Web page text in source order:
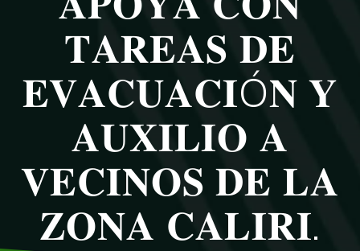
𝐓𝐀𝐑𝐄𝐀𝐒 𝐃𝐄
𝐄𝐕𝐀𝐂𝐔𝐀𝐂𝐈Ó𝐍 𝐘
𝐀𝐔𝐗𝐈𝐋𝐈𝐎 𝐀
𝐕𝐄𝐂𝐈𝐍𝐎𝐒 𝐃𝐄 𝐋𝐀
𝐙𝐎𝐍𝐀 𝐂𝐀𝐋𝐈𝐑𝐈.